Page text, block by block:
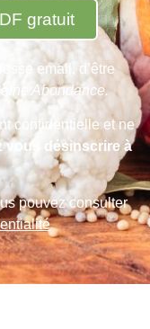
email, d’être
Abondance.
confidentielle et ne
vous désinscrire à
pouvez consulter